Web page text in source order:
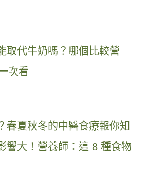
取代牛奶嗎？哪個比較營
次看
春夏秋冬的中醫食療報你知
響大！營養師：這 8 種食物